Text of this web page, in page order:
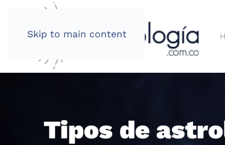
Skip to main content
Tipos de